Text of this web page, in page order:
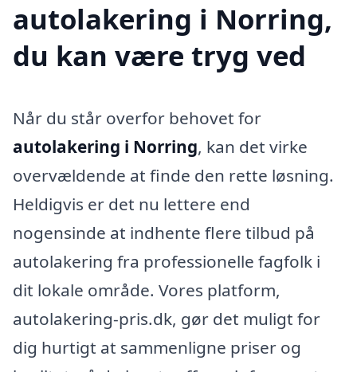
autolakering i Norring,
du kan være tryg ved
Når du står overfor behovet for
autolakering i Norring, kan det virke
overvældende at finde den rette løsning.
Heldigvis er det nu lettere end
nogensinde at indhente flere tilbud på
autolakering fra professionelle fagfolk i
dit lokale område. Vores platform,
autolakering-pris.dk, gør det muligt for
dig hurtigt at sammenligne priser og